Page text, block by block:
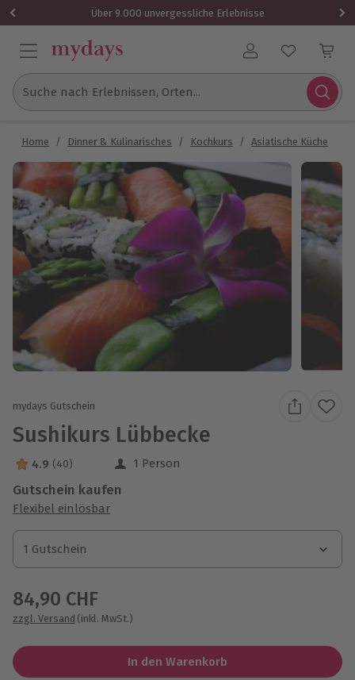
Über 9.000 unvergessliche Erlebnisse
Benutzerkonto
Suche nach Erlebnissen, Orten...
Home / Dinner & Kulinarisches / Kochkurs / Asiatische Küche
mydays Gutschein
Sushikurs Lübbecke
4.9 Sterne von 5 aus 40 Bewertungen
4.9 (40) 1 Person
Gutschein kaufen
Flexibel einlösbar
1 Gutschein
1 Gutschein
1 Gutschein
84,90 CHF
zzgl. Versand (inkl. MwSt.)
In den Warenkorb